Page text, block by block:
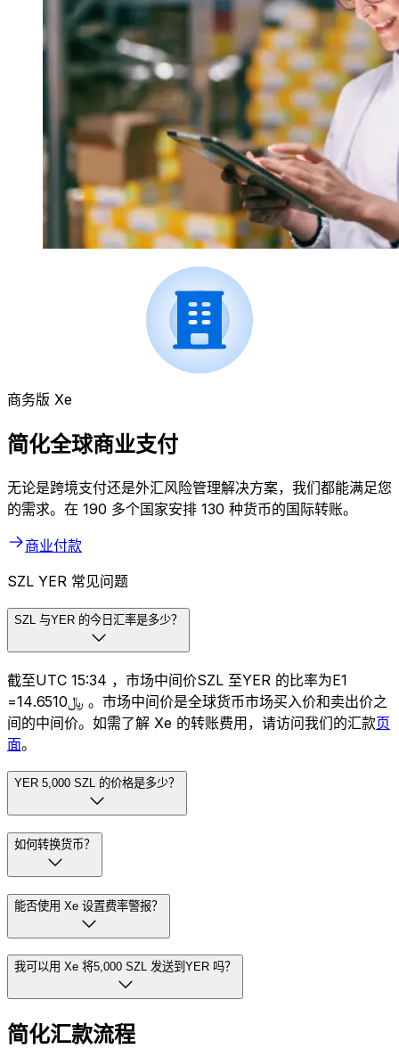
商务版 Xe
简化全球商业支付
无论是跨境支付还是外汇风险管理解决方案，我们都能满足您
的需求。在 190 多个国家安排 130 种货币的国际转账。
商业付款
SZL YER 常见问题
SZL 与YER 的今日汇率是多少？
截至UTC 15:34 ，市场中间价SZL 至YER 的比率为E1
=﷼14.6510 。市场中间价是全球货币市场买入价和卖出价之
间的中间价。如需了解 Xe 的转账费用，请访问我们的汇款页
面。
YER 5,000 SZL 的价格是多少？
如何转换货币？
能否使用 Xe 设置费率警报？
我可以用 Xe 将5,000 SZL 发送到YER 吗？
简化汇款流程